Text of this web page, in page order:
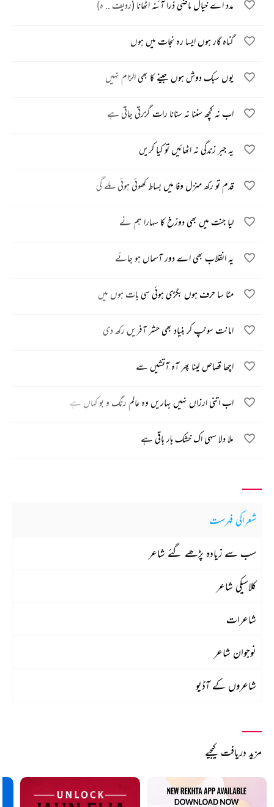
مدد اے خیال ماضی ذرا آئنہ اٹھانا (ردیف .. ہ)
گناہ گار ہوں ایسا رہ نجات میں ہوں
یوں سبک دوش ہوں جینے کا بھی الزام نہیں
اب نہ کچھ سننا نہ سنانا رات گزرتی جاتی ہے
یہ جبر زندگی نہ اٹھائیں تو کیا کریں
قدم تو رکھ منزل وفا میں بساط کھوئی ہوئی ملے گی
لیا جنت میں بھی دوزخ کا سہارا ہم نے
یہ انقلاب بھی اے دور آسماں ہو جائے
مٹا سا حرف ہوں بگڑی ہوئی سی بات ہوں میں
امانت سونپ کر بنیاد بھی حشر آفریں رکھ دی
اچھا قصاص لینا پھر آہ آتشیں سے
اب اتنی ارزاں نہیں بہاریں وہ عالم رنگ و بو کہاں ہے
ملا دلا سہی اک خشک ہار باقی ہے
شعراکی فہرست
سب سے زیادہ پڑھے گئے شاعر
کلاسیکی شاعر
شاعرات
نوجوان شاعر
شاعروں کے آڈیو
مزید دریافت کیجیے